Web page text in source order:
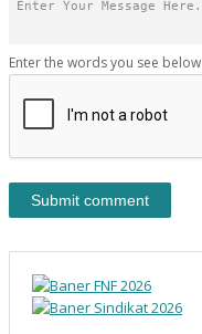
Enter the words you see below